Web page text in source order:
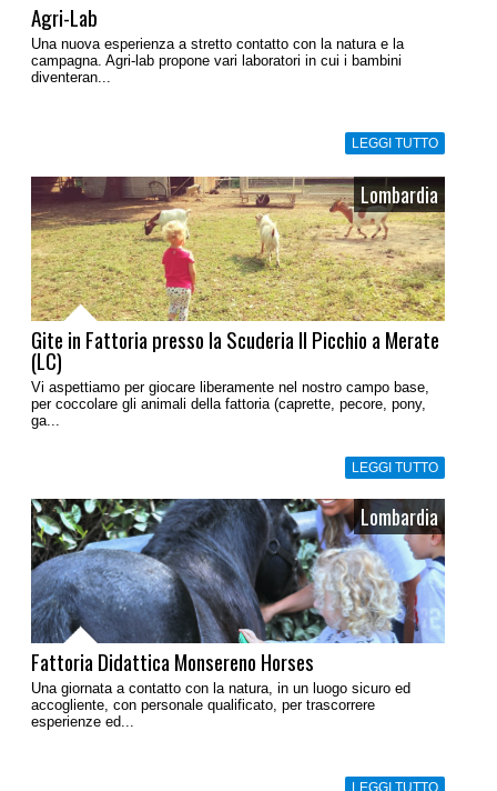
Agri-Lab
Una nuova esperienza a stretto contatto con la natura e la
campagna. Agri-lab propone vari laboratori in cui i bambini
diventeran...
LEGGI TUTTO
Lombardia
Gite in Fattoria presso la Scuderia Il Picchio a Merate
(LC)
Vi aspettiamo per giocare liberamente nel nostro campo base,
per coccolare gli animali della fattoria (caprette, pecore, pony,
ga...
LEGGI TUTTO
Lombardia
Fattoria Didattica Monsereno Horses
Una giornata a contatto con la natura, in un luogo sicuro ed
accogliente, con personale qualificato, per trascorrere
esperienze ed...